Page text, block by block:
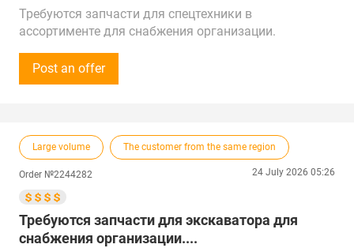
Требуются запчасти для спецтехники в
ассортименте для снабжения организации.
Ежемесячная закупка.
Звонки принимаем Пн-Пт с 8:00 до 17:00 по
Китаю, Республике Беларусь, Турции, ОАЭ и
Республике Казахстан.
Доставка в г. Саяногорск
Post an offer
Large volume The customer from the same region
Order №2244282 24 July 2026 05:26
Требуются запчасти для экскаватора для
снабжения организации....